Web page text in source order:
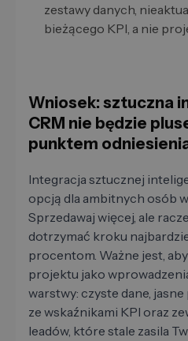
zestawy danych,
bieżącego KPI, a nie
Wniosek: sztuczna
CRM nie będzie
punktem
Integracja sztucznej
opcją dla ambitnych osób
Sprzedawaj więcej, ale
dotrzymać kroku
procentom. Ważne jest,
projektu jako
warstwy: czyste dane,
ze wskaźnikami KPI oraz
leadów, które stale zasila